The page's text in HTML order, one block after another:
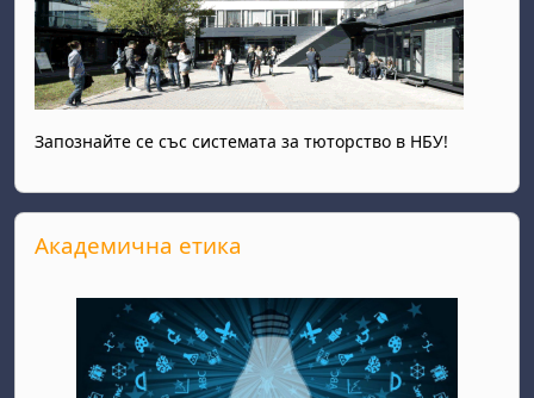
Запознайте се със системата за тюторство в НБУ!
Прескочи Академична етика
Академична етика